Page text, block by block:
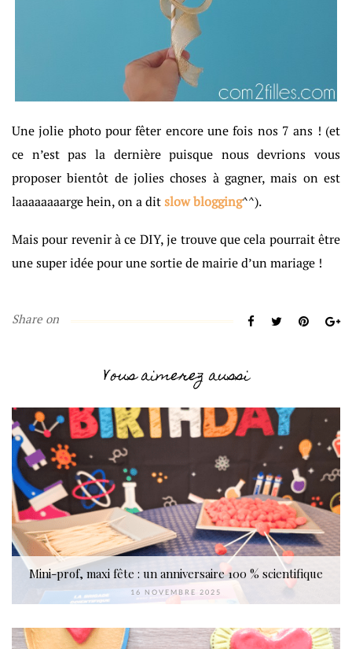
Une jolie photo pour fêter encore une fois nos 7 ans ! (et
ce n’est pas la dernière puisque nous devrions vous
proposer bientôt de jolies choses à gagner, mais on est
laaaaaaaarge hein, on a ditslow blogging^^).
Mais pour revenir à ce DIY, je trouve que cela pourrait être
une super idée pour une sortie de mairie d’un mariage !
Share on
Vous aimerez aussi
Mini-prof, maxi fête : un anniversaire 100 % scientifique
16 NOVEMBRE 2025